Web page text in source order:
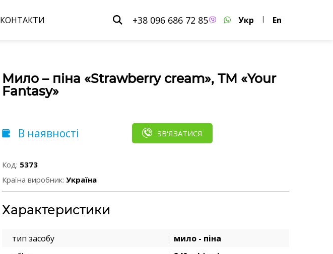
КОНТАКТИ +38 096 686 72 85 Укр | En
Мило – піна «Strawberry cream», ТМ «Your
Fantasy»
В наявності ЗВ'ЯЗАТИСЯ
Код: 5373
Країна виробник: Україна
Характеристики
тип засобу
мило - піна